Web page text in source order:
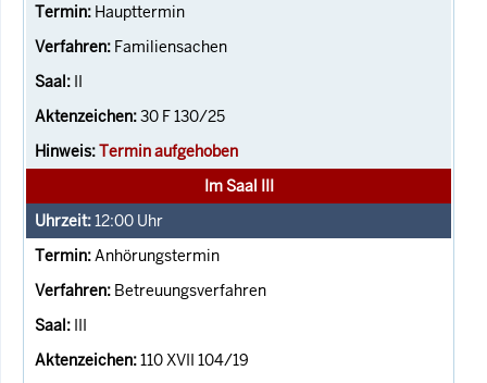
Haupttermin
Familiensachen
II
30 F 130/25
Termin aufgehoben
Im Saal III
12:00 Uhr
Anhörungstermin
Betreuungsverfahren
III
110 XVII 104/19